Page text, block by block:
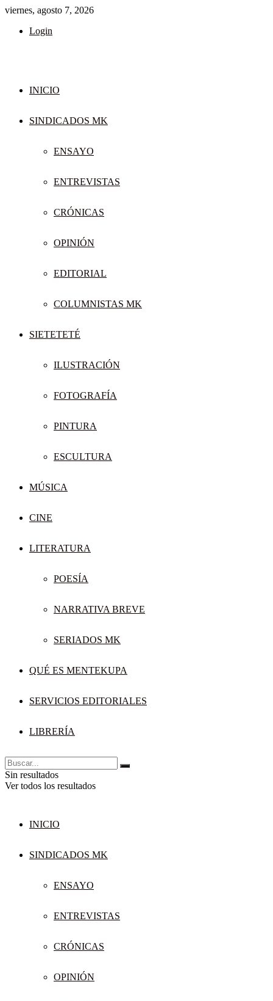
viernes, agosto 7, 2026
Login
INICIO
SINDICADOS MK
ENSAYO
ENTREVISTAS
CRÓNICAS
OPINIÓN
EDITORIAL
COLUMNISTAS MK
SIETETETÉ
ILUSTRACIÓN
FOTOGRAFÍA
PINTURA
ESCULTURA
MÚSICA
CINE
LITERATURA
POESÍA
NARRATIVA BREVE
SERIADOS MK
QUÉ ES MENTEKUPA
SERVICIOS EDITORIALES
LIBRERÍA
Sin resultados
Ver todos los resultados
INICIO
SINDICADOS MK
ENSAYO
ENTREVISTAS
CRÓNICAS
OPINIÓN